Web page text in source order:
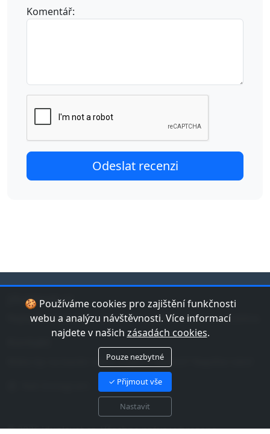
Komentář:
🍪 Používáme cookies pro zajištění funkčnosti
webu a analýzu návštěvnosti. Více informací
najdete v našich zásadách cookies.
Pouze nezbytné
✓ Přijmout vše
Nastavit
jduplavat.cz
Nejlepší databáze bazénů a koupališť v České republice.
Máte tip na bazén nebo chybu v datech? Napište nám!
© 2026 jduplavat.cz. Všechna práva vyhrazena.